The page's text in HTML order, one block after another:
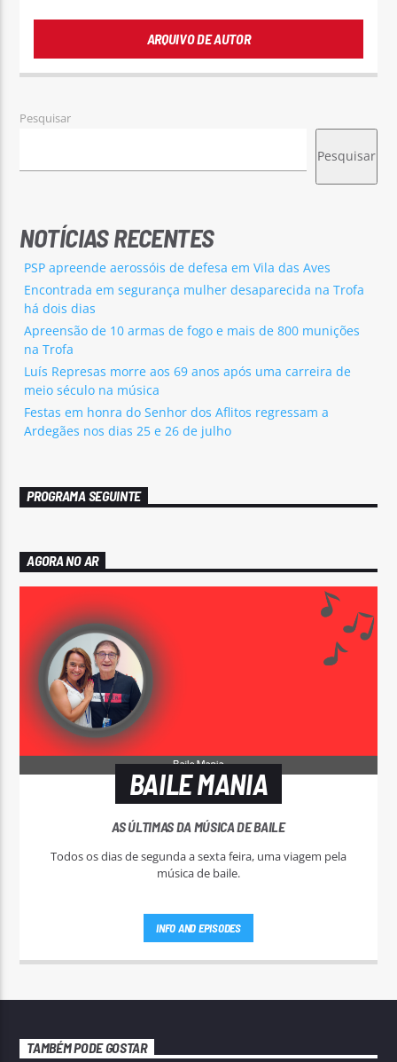
ARQUIVO DE AUTOR
Pesquisar
Pesquisar
NOTÍCIAS RECENTES
PSP apreende aerossóis de defesa em Vila das Aves
Encontrada em segurança mulher desaparecida na Trofa
há dois dias
Apreensão de 10 armas de fogo e mais de 800 munições
na Trofa
Luís Represas morre aos 69 anos após uma carreira de
meio século na música
Festas em honra do Senhor dos Aflitos regressam a
Ardegães nos dias 25 e 26 de julho
PROGRAMA SEGUINTE
AGORA NO AR
BAILE MANIA
AS ÚLTIMAS DA MÚSICA DE BAILE
Todos os dias de segunda a sexta feira, uma viagem pela
música de baile.
INFO AND EPISODES
TAMBÉM PODE GOSTAR